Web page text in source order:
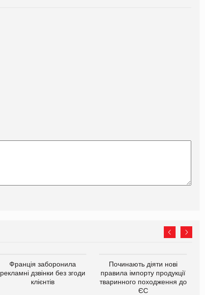
Франція заборонила
рекламні дзвінки без згоди
клієнтів
Починають діяти нові
правила імпорту продукції
тваринного походження до
ЄС